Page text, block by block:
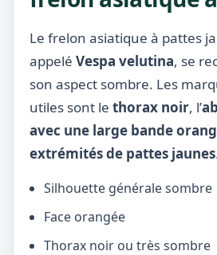
Le frelon asiatique à pattes
appelé Vespa velutina, se
son aspect sombre. Les
utiles sont le thorax noir, l’
avec une large bande
extrémités de pattes jaunes
Silhouette générale sombre
Face orangée
Thorax noir ou très sombre